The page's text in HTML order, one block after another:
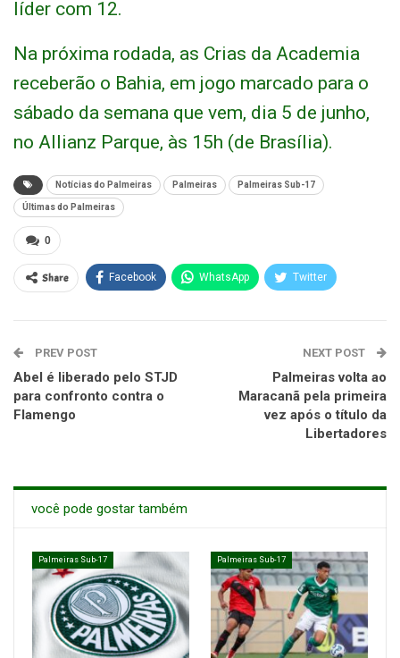
líder com 12.
Na próxima rodada, as Crias da Academia
receberão o Bahia, em jogo marcado para o
sábado da semana que vem, dia 5 de junho,
no Allianz Parque, às 15h (de Brasília).
Notícias do Palmeiras Palmeiras Palmeiras Sub-17
Últimas do Palmeiras
0
Share Facebook WhatsApp Twitter
PREV POST
Abel é liberado pelo STJD
para confronto contra o
Flamengo
NEXT POST
Palmeiras volta ao
Maracanã pela primeira
vez após o título da
Libertadores
você pode gostar também
Palmeiras Sub-17 Palmeiras Sub-17